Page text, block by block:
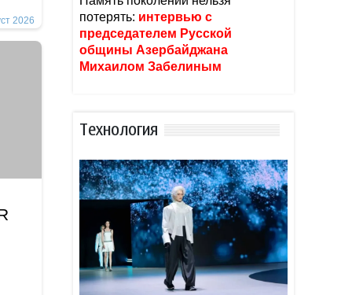
2026
потерять: интервью с
председателем Русской
общины Азербайджана
Михаилом Забелиным
Тexнoлoгия